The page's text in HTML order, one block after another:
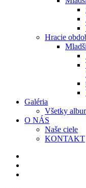
Hracie
Galéria
Všetky
O NÁS
Naše ciele
KONTAKT